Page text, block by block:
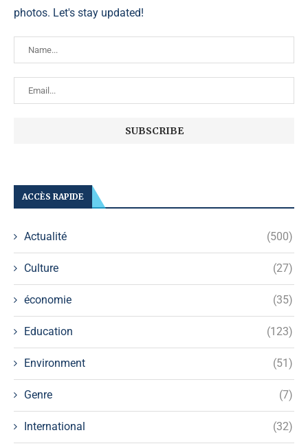
photos. Let's stay updated!
ACCÈS RAPIDE
Actualité (500)
Culture (27)
économie (35)
Education (123)
Environment (51)
Genre (7)
International (32)